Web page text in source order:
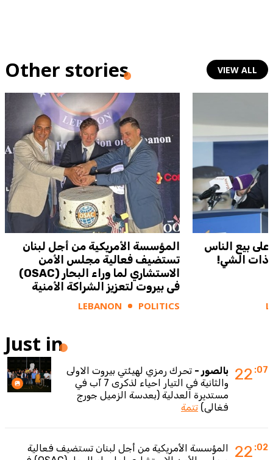
Other stories VIEW ALL
المؤسسة الأمريكية من أجل لبنان
تستضيف فعالية مجلس الأمن
الاستشاري لما وراء البحار (OSAC)
في بيروت لتعزيز الشراكة الأمنية
LEBANON POLITICS
بيع الناس
ذات الشي!
Just in
22 :07 بالصور - تحرك رمزي لهيئتي بيروت الاولى
والثانية في التيار احياء لذكرى 7 آب في
مستديرة العدلية (بعدسة الزميل جورج
فغالي) تتمة
22 :02
المؤسسة الأمريكية من أجل لبنان تستضيف فعالية